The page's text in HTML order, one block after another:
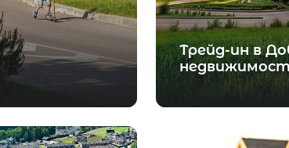
Трейд-ин в